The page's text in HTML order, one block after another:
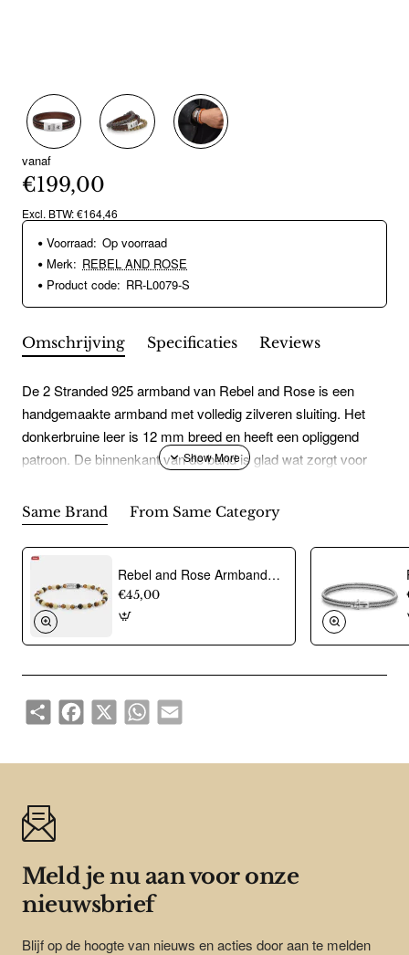
vanaf
€199,00
Excl. BTW: €164,46
Voorraad: Op voorraad
Merk: REBEL AND ROSE
Product code: RR-L0079-S
Omschrijving Specificaties Reviews
De 2 Stranded 925 armband van Rebel and Rose is een
handgemaakte armband met volledig zilveren sluiting. Het
donkerbruine leer is 12 mm breed en heeft een opliggend
patroon. De binnenkant van de band is glad wat zorgt voor
vakmanschap gelooid door de ambachtslieden van Rebel
and Rose. Prachtig rundleer dat mooier en soepeler wordt
naarmate je het langer draagt. Ze doen het perfect in
combinatie met onze Sterling Zilveren armbanden, ringen en
kralen armbanden. Het leer moet worden â?~ingedragenâ?T
dus mag in het begin iets strakker zitten dan je zou willen.
Meet je polsomtrek op en kijk in de maattabel voor de juiste
Same Brand From Same Category
Rebel and Rose Armband "Autumn Love Glam Rocks Silver" met Fossil, Tijgeroog, Hematiet, Glas Rock (maat S: 16,5cm) - 24526
€45,00
ShareFacebook
X WhatsAppEmail
Meld je nu aan voor onze
nieuwsbrief
Blijf op de hoogte van nieuws en acties door aan te melden